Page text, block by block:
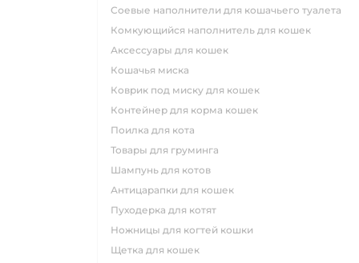
соевые наполнители для кошачьего туалета
комкующийся наполнитель для кошек
аксессуары для кошек
кошачья миска
коврик под миску для кошек
контейнер для корма кошек
поилка для кота
товары для груминга
шампунь для котов
антицарапки для кошек
пуходерка для котят
ножницы для когтей кошки
щетка для кошек